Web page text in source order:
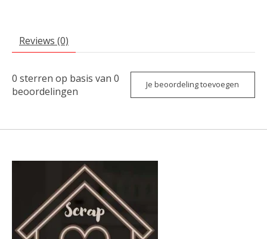
Reviews (0)
0 sterren op basis van 0
beoordelingen
Je beoordeling toevoegen